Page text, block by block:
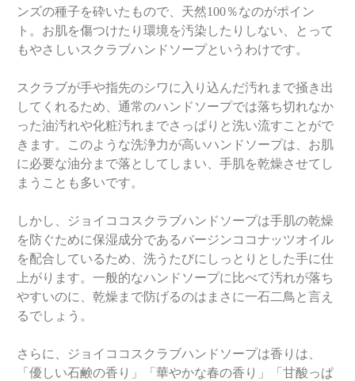
ンズの種子を砕いたもので、天然100％なのがポイン
ト。お肌を傷つけたり環境を汚染したりしない、とって
もやさしいスクラブハンドソープというわけです。
スクラブが手や指先のシワに入り込んだ汚れまで掻き出
してくれるため、通常のハンドソープでは落ち切れなか
った油汚れや化粧汚れまでさっぱりと洗い流すことがで
きます。このような洗浄力が高いハンドソープは、お肌
に必要な油分まで落としてしまい、手肌を乾燥させてし
まうことも多いです。
しかし、ジョイココスクラブハンドソープは手肌の乾燥
を防ぐために保湿成分であるバージンココナッツオイル
を配合しているため、洗うたびにしっとりとした手に仕
上がります。一般的なハンドソープに比べて汚れが落ち
やすいのに、乾燥まで防げるのはまさに一石二鳥と言え
るでしょう。
さらに、ジョイココスクラブハンドソープは香りは、
「優しい石鹸の香り」「華やかな春の香り」「甘酸っぱ